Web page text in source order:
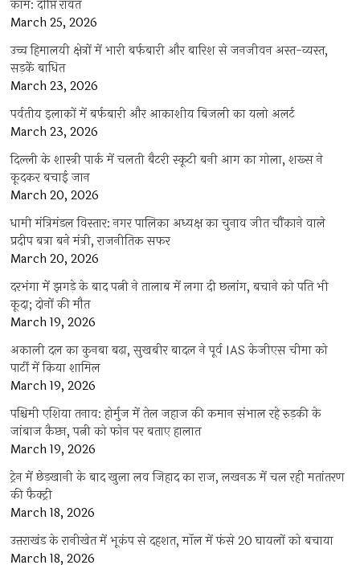
काम: दीप्ति रावत
March 25, 2026
उच्च हिमालयी क्षेत्रों में भारी बर्फबारी और बारिश से जनजीवन अस्त-व्यस्त,
सड़कें बाधित
March 23, 2026
पर्वतीय इलाकों में बर्फबारी और आकाशीय बिजली का यलो अलर्ट
March 23, 2026
दिल्ली के शास्त्री पार्क में चलती बैटरी स्कूटी बनी आग का गोला, शख्स ने
कूदकर बचाई जान
March 20, 2026
धामी मंत्रिमंडल विस्तार: नगर पालिका अध्यक्ष का चुनाव जीत चौंकाने वाले
प्रदीप बत्रा बने मंत्री, राजनीतिक सफर
March 20, 2026
दरभंगा में झगड़े के बाद पत्नी ने तालाब में लगा दी छलांग, बचाने को पति भी
कूदा; दोनों की मौत
March 19, 2026
अकाली दल का कुनबा बढ़ा, सुखबीर बादल ने पूर्व IAS केजीएस चीमा को
पार्टी में किया शामिल
March 19, 2026
पश्चिमी एशिया तनाव: होर्मुज में तेल जहाज की कमान संभाल रहे रुड़की के
जांबाज कैप्टन, पत्नी को फोन पर बताए हालात
March 19, 2026
ट्रेन में छेड़खानी के बाद खुला लव जिहाद का राज, लखनऊ में चल रही मतांतरण
की फैक्ट्री
March 18, 2026
उत्तराखंड के रानीखेत में भूकंप से दहशत, मॉल में फंसे 20 घायलों को बचाया
March 18, 2026